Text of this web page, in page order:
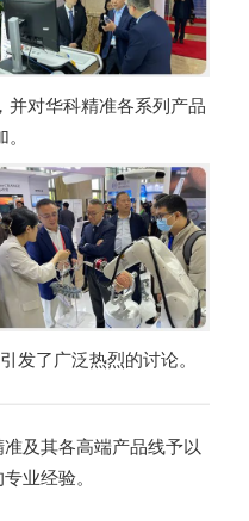
并对华科精准各系列产品
发了广泛热烈的讨论。
及其各高端产品线予以
业经验。